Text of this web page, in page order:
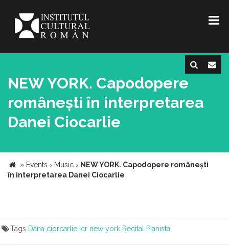
NEW YORK. Capodopere
românești în interpretarea
Danei Ciocarlie
» Events › Music › NEW YORK. Capodopere românești
în interpretarea Danei Ciocarlie
Tags Dana ciorcarlie Icr new york Recital Pianista